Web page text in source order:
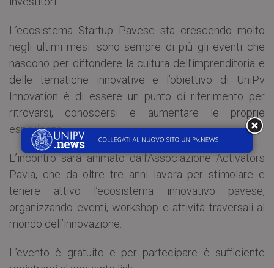
L’ecosistema Startup Pavese sta crescendo molto
negli ultimi mesi: sono sempre di più gli eventi che
nascono per diffondere la cultura dell’imprenditoria e
delle tematiche innovative e l’obiettivo di UniPv
Innovation è di essere un punto di riferimento per
ritrovarsi, conoscersi e aumentare le proprie
esperienze.
L’incontro sarà animato dall’Associazione Activators
Pavia, che da oltre tre anni lavora per stimolare e
tenere attivo l’ecosistema innovativo pavese,
organizzando eventi, workshop e attività traversali al
mondo dell’innovazione.
L’evento è gratuito e per partecipare è sufficiente